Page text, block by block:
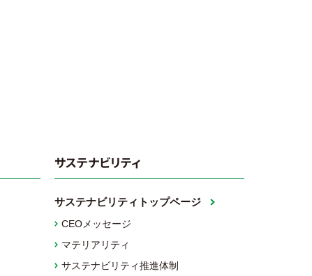
サステナビリティ
サステナビリティトップページ
CEOメッセージ
マテリアリティ
サステナビリティ推進体制